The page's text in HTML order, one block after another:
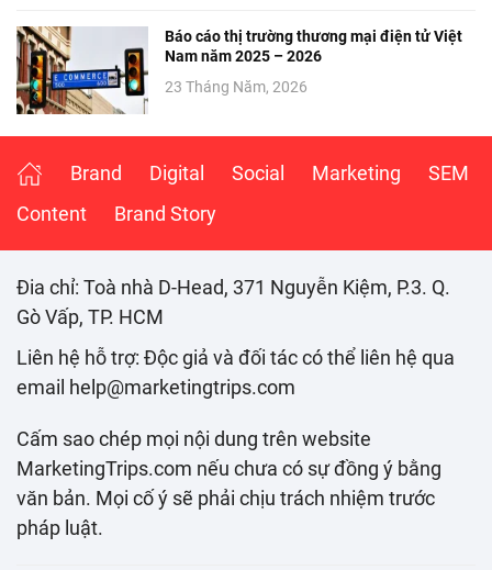
Báo cáo thị trường thương mại điện tử Việt
Nam năm 2025 – 2026
23 Tháng Năm, 2026
Brand Digital Social Marketing
SEM
Content
Brand Story
Đia chỉ: Toà nhà D-Head, 371 Nguyễn Kiệm, P.3. Q.
Gò Vấp, TP. HCM
Liên hệ hỗ trợ: Độc giả và đối tác có thể liên hệ qua
email help@marketingtrips.com
Cấm sao chép mọi nội dung trên website
MarketingTrips.com nếu chưa có sự đồng ý bằng
văn bản. Mọi cố ý sẽ phải chịu trách nhiệm trước
pháp luật.